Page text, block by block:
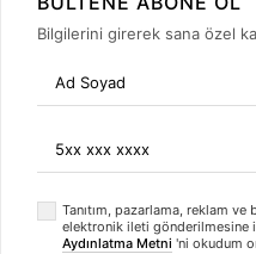
Bülten Üyeliği
Bilgilerini girerek sana özel
Tanıtım, pazarlama, reklam
elektronik ileti gönderilmesine
Aydınlatma Metni 'ni okudum